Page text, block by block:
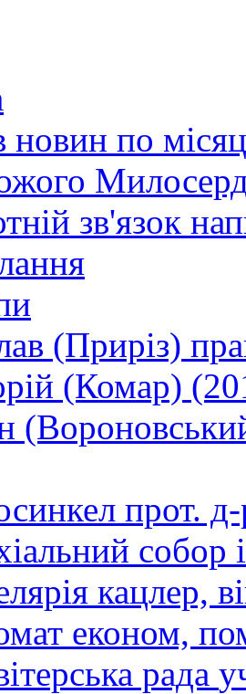
новин по
зв'язок
(Приріз)
(Комар)
прот.
собор
кацлер,
економ,
рада